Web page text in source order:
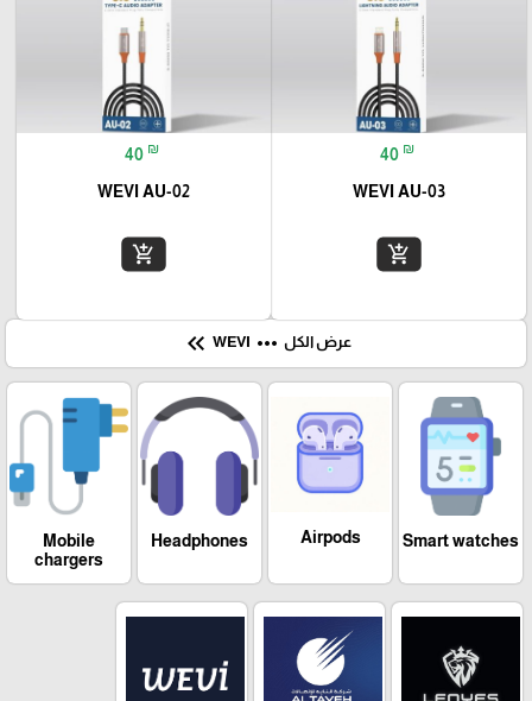
40 ₪
WEVI AU-03
add_shopping_cart
40 ₪
WEVI AU-02
add_shopping_cart
عرض الكل more_horiz
keyboard_double_arrow_left
Smart watches
Airpods
Headphones
Mobile
chargers